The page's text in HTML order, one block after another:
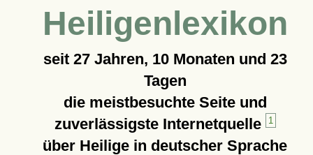
Heiligenlexikon
seit 27 Jahren, 10 Monaten und 23
Tagen
die meistbesuchte Seite und
zuverlässigste Internetquelle
1
über Heilige in deutscher Sprache